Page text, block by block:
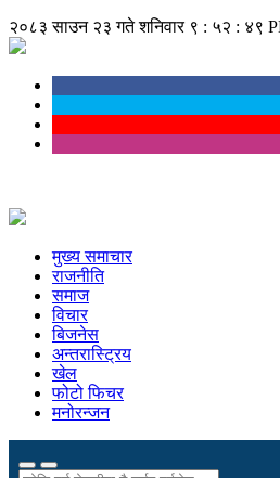
२०८३ साउन २३ गते शनिवार ९ : ५२ : ४९
मुख्य समाचार
राजनीति
समाज
विचार
बिजनेस
अन्तरास्ट्रिय
खेल
फोटो फिचर
मनोरन्जन